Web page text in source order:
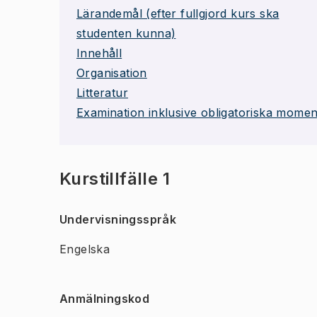
Lärandemål (efter fullgjord kurs ska
studenten kunna)
Innehåll
Organisation
Litteratur
Examination inklusive obligatoriska
Kurstillfälle 1
Undervisningsspråk
Engelska
Anmälningskod